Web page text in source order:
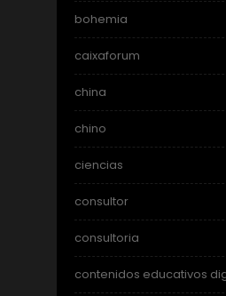
bohemia
caixaforum
china
chino
ciencias
consultor
consultoria
contenidos educativos